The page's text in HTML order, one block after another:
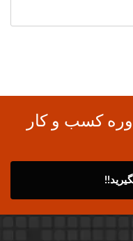
کسب و کار